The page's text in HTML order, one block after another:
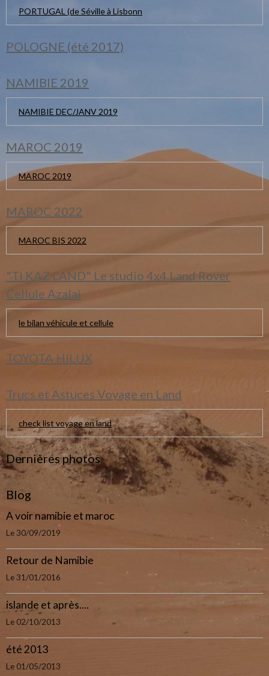
PORTUGAL (de Séville à Lisbonn
POLOGNE (été 2017)
NAMIBIE 2019
NAMIBIE DEC/JANV 2019
MAROC 2019
MAROC 2019
MAROC 2022
MAROC BIS 2022
"TI KAZ LAND" Le studio 4x4 Land Rover
Cellule Azalai
le bilan véhicule et cellule
TOYOTA HILUX
Trucs et Astuces Voyage en Land
check list voyage en land
Dernières photos
Blog
A voir namibie et maroc
Le 30/09/2019
Retour de Namibie
Le 31/01/2016
islande et après....
Le 02/10/2013
été 2013
Le 01/05/2013